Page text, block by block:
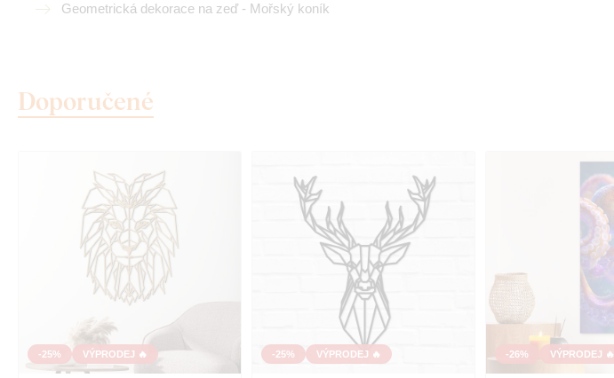
Geometrická dekorace na zeď - Mořský koník
Doporučené
-25% VÝPRODEJ 🔥 -25% VÝPRODEJ 🔥 -26% VÝPRODEJ 🔥